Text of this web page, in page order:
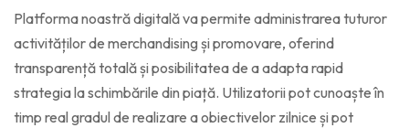
Platforma noastră digitală va permite administrarea tuturor
activităților de merchandising și promovare, oferind
transparență totală și posibilitatea de a adapta rapid
strategia la schimbările din piață. Utilizatorii pot cunoaște în
timp real gradul de realizare a obiectivelor zilnice și pot